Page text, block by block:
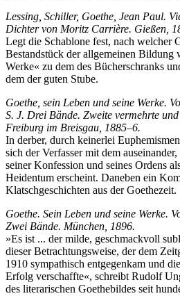
Lessing, Schiller, Goethe, Jean Paul.
Dichter von Moritz Carrière. Gießen,
Legt die Schablone fest, nach welcher
Bestandstück der allgemeinen Bildung
Werke« zu dem des Bücherschranks
dem der guten Stube.
Goethe, sein Leben und seine Werke.
S. J. Drei Bände. Zweite vermehrte
Freiburg im Breisgau, 1885–6.
In derber, durch keinerlei
sich der Verfasser mit dem
seiner Konfession und seines Ordens
Heidentum erscheint. Daneben ein
Klatschgeschichten aus der Goethezeit.
Goethe. Sein Leben und seine Werke.
Zwei Bände. München, 1896.
»Es ist ... der milde, geschmackvoll
dieser Betrachtungsweise, der dem
1910 sympathisch entgegenkam und
Erfolg verschaffte«, schreibt Rudolf
des literarischen Goethebildes seit